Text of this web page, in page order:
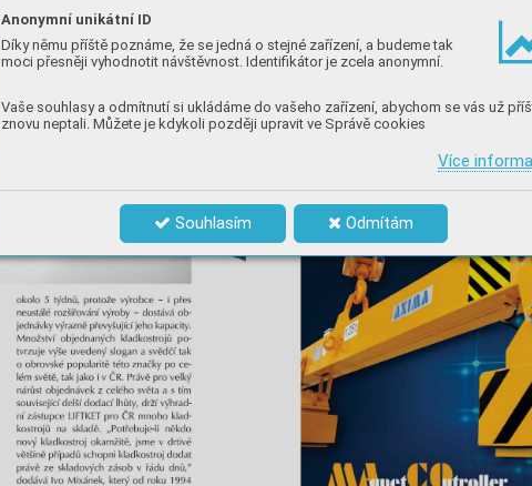
Anonymní unikátní ID
Díky němu příště poznáme, že se jedná o stejné zařízení, a budeme tak
moci přesněji vyhodnotit návštěvnost. Identifikátor je zcela anonymní.
Vaše souhlasy a odmítnutí si ukládáme do vašeho zařízení, abychom se vás už
znovu neptali. Můžete je kdykoli později upravit ve Správě cookies
Více
Souhlasím Odmítám